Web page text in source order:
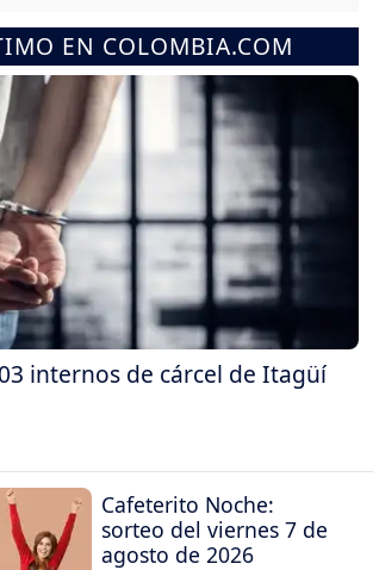
EN COLOMBIA.COM
internos de cárcel de Itagüí
Cafeterito Noche:
sorteo del viernes 7 de
agosto de 2026